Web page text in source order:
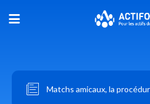
Matchs amicaux, la